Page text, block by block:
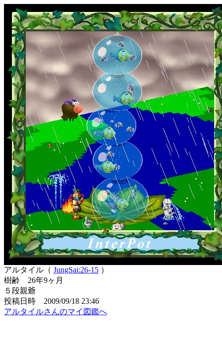
アルタイル（ JungSai:26-15 ）
樹齢 26年9ヶ月
５段親爺
投稿日時 2009/09/18 23:46
アルタイルさんのマイ図鑑へ